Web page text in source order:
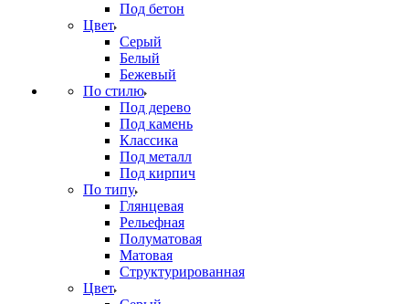
Под бетон
Цвет
Серый
Белый
Бежевый
По стилю
Под дерево
Под камень
Классика
Под металл
Под кирпич
По типу
Глянцевая
Рельефная
Полуматовая
Матовая
Структурированная
Цвет